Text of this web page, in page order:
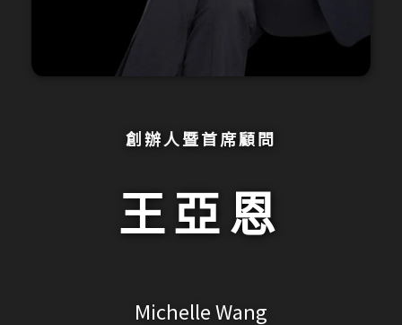
創辦人暨首席顧問
王亞恩
Michelle Wang